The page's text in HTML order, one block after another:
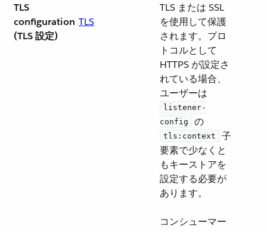
TLS
configuration
(TLS 設定)
TLS
TLS または SSL
を使用して保護
されます。プロ
トコルとして
HTTPS が設定さ
れている場合、
ユーザーは ​
listener-
config
​ の ​
tls:context
​ 子
要素で少なくと
もキーストアを
設定する必要が
あります。
コンシューマー